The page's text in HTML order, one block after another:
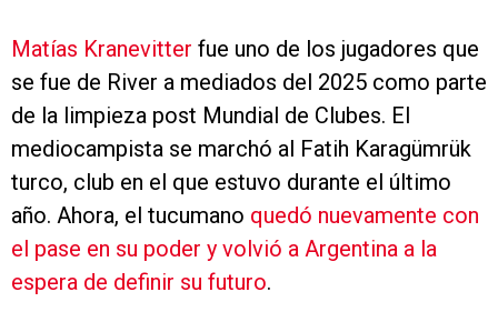
Matías Kranevitter fue uno de los jugadores que
se fue de River a mediados del 2025 como parte
de la limpieza post Mundial de Clubes. El
mediocampista se marchó al Fatih Karagümrük
turco, club en el que estuvo durante el último
año. Ahora, el tucumano quedó nuevamente con
el pase en su poder y volvió a Argentina a la
espera de definir su futuro.